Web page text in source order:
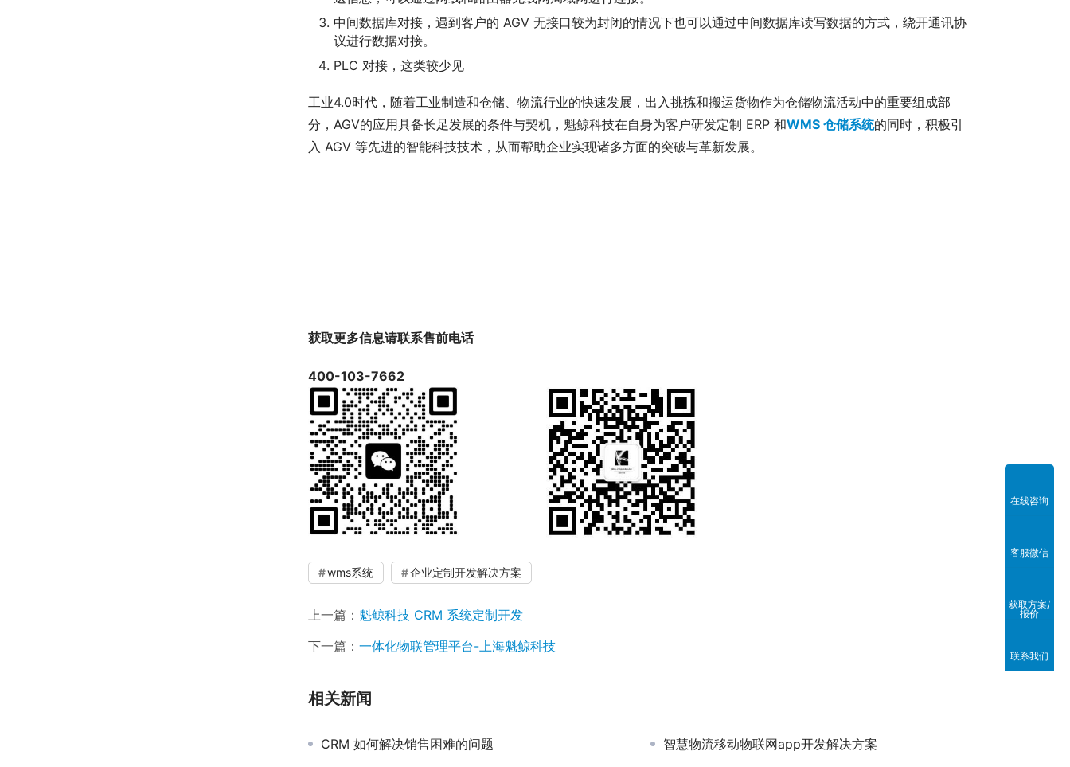
中间数据库对接，遇到客户的 AGV 无接口较为封闭的情况下也可以通过中间数据库读写数据的方式，绕开通讯协
议进行数据对接。
PLC 对接，这类较少见
工业4.0时代，随着工业制造和仓储、物流行业的快速发展，出入挑拣和搬运货物作为仓储物流活动中的重要组成部
分，AGV的应用具备长足发展的条件与契机，魁鲸科技在自身为客户研发定制 ERP 和WMS 仓储系统的同时，积极引
入 AGV 等先进的智能科技技术，从而帮助企业实现诸多方面的突破与革新发展。
获取更多信息请联系售前电话
400-103-7662
wms系统 企业定制开发解决方案
上一篇： 魁鲸科技 CRM 系统定制开发
下一篇： 一体化物联管理平台-上海魁鲸科技
相关新闻
CRM 如何解决销售困难的问题 智慧物流移动物联网app开发解决方案
在线咨询
客服微信
获取方案/
报价
联系我们